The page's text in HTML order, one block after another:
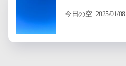
今日の空_2025/01/08